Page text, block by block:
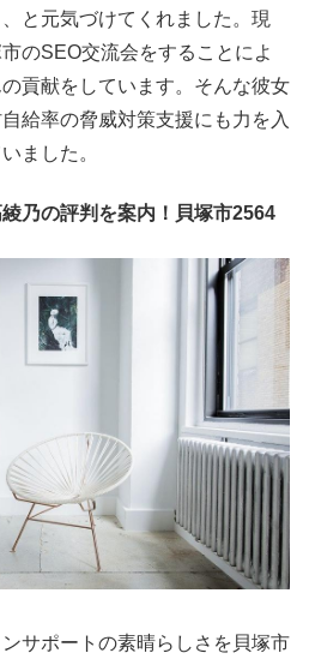
と元気づけてくれました。現
のSEO交流会をすることによ
貢献をしています。そんな彼女
給率の脅威対策支援にも力を入
ました。
乃の評判を案内！貝塚市2564
サポートの素晴らしさを貝塚市